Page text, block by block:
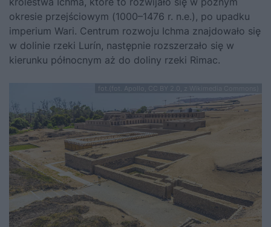
okresie przejściowym (1000–1476 r. n.e.), po upadku
imperium Wari. Centrum rozwoju Ichma znajdowało się
w dolinie rzeki Lurín, następnie rozszerzało się w
kierunku północnym aż do doliny rzeki Rimac.
fot.(fot. Apollo, CC BY 2.0, z Wikimedia Commons)